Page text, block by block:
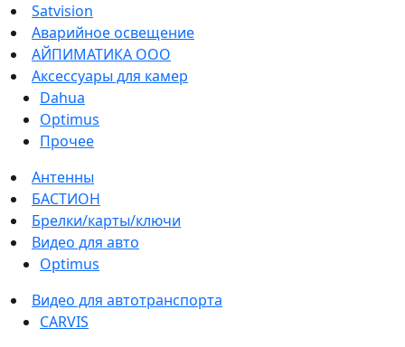
Satvision
Аварийное освещение
АЙПИМАТИКА ООО
Аксессуары для камер
Dahua
Optimus
Прочее
Антенны
БАСТИОН
Брелки/карты/ключи
Видео для авто
Optimus
Видео для автотранспорта
CARVIS